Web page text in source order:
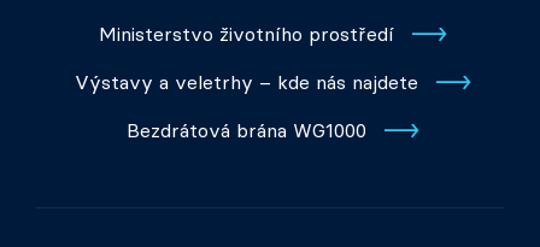
Ministerstvo životního prostředí
Výstavy a veletrhy – kde nás najdete
Bezdrátová brána WG1000